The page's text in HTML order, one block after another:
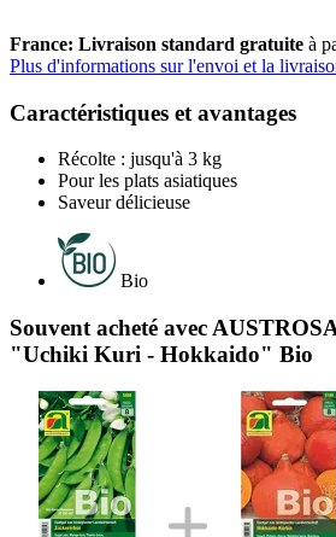
France: Livraison standard gratuite à
Plus d'informations sur l'envoi et la
Caractéristiques et avantages
Récolte : jusqu'à 3 kg
Pour les plats asiatiques
Saveur délicieuse
Bio
Souvent acheté avec
"Uchiki Kuri - Hokkaido" Bio